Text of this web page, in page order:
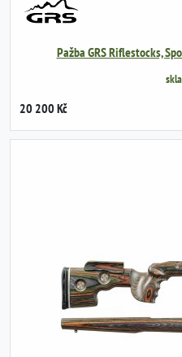
Pažba GRS Riflestocks,
20 200 Kč